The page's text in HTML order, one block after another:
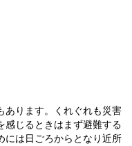
あります。くれぐれも災害
感じるときはまず避難する
には日ごろからとなり近所